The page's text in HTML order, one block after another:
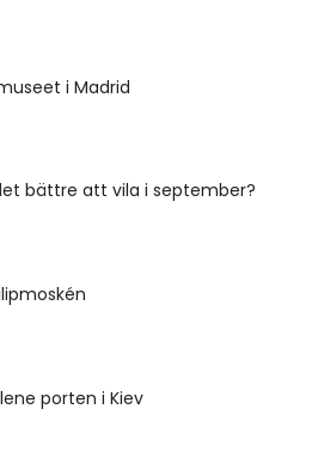
i Madrid
bättre att vila i september?
porten i Kiev